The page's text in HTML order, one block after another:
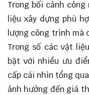
Trong bối cảnh
liệu xây dựng phù
lượng công trình mà
Trong số các vật
bật với nhiều ưu
cấp cái nhìn tổng
ảnh hưởng đến giá